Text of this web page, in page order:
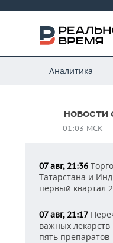
Аналитика
НОВОСТИ
01:03 МСК
07 авг, 21:36
Татарстана и
первый квартал
07 авг, 21:17
важных лекарств
пять препаратов